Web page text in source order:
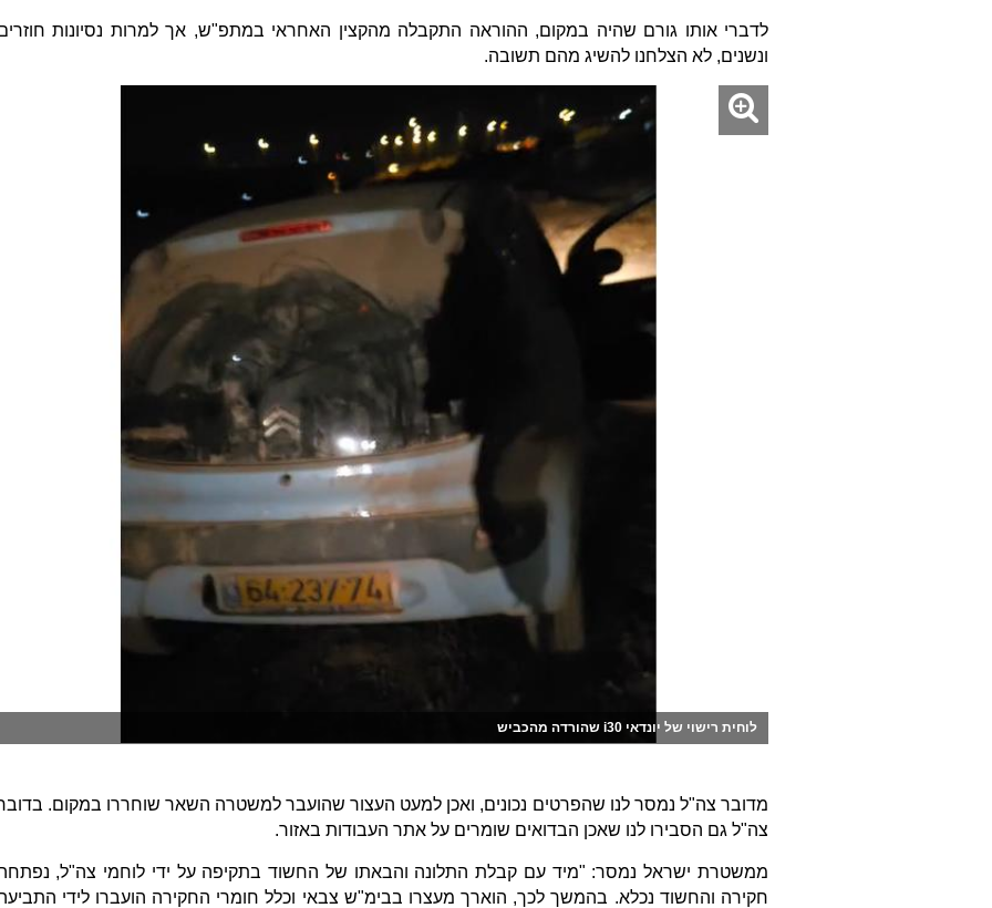
לדברי אותו גורם שהיה במקום, ההוראה התקבלה מהקצין האחראי במתפ"ש, אך למרות נסיונות
ונשנים, לא הצלחנו להשיג מהם תשובה.
לוחית רישוי של יונדאי i30 שהורדה מהכביש
מדובר צה"ל נמסר לנו שהפרטים נכונים, ואכן למעט העצור שהועבר למשטרה השאר שוחררו במקום.
צה"ל גם הסבירו לנו שאכן הבדואים שומרים על אתר העבודות באזור.
ממשטרת ישראל נמסר: "מיד עם קבלת התלונה והבאתו של החשוד בתקיפה על ידי לוחמי צה"ל,
חקירה והחשוד נכלא. בהמשך לכך, הוארך מעצרו בבימ"ש צבאי וכלל חומרי החקירה הועברו לידי